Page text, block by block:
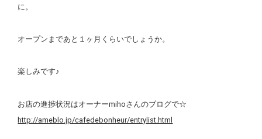
に。
オープンまであと１ヶ月くらいでしょうか。
楽しみです♪
お店の進捗状況はオーナーmihoさんのブログで☆
http://ameblo.jp/cafedebonheur/entrylist.html